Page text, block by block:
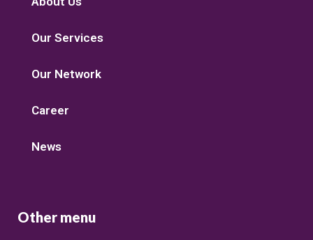
Our Services
Our Network
Career
News
Other menu